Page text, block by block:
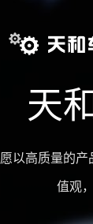
天
愿以高质量的
值观